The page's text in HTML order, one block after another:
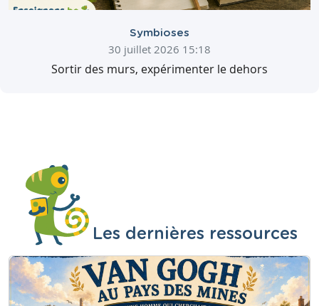
Symbioses
30 juillet 2026 15:18
Sortir des murs, expérimenter le dehors
Les dernières ressources